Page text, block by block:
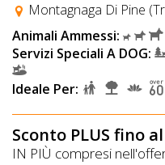
Montagnaga Di Pine
Animali Ammessi:
Servizi Speciali A DOG:
Ideale Per:
Sconto PLUS fino
IN PIÙ compresi